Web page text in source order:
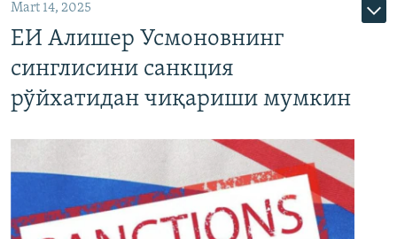
Mart 14, 2025
ЕИ Алишер Усмоновнинг
синглисини санкция
рўйхатидан чиқариши мумкин